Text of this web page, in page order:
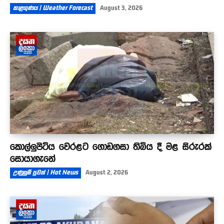
කාළගුණය | Weather Forecast August 3, 2026
කොල්ලුපිටිය වෙරළට ගොඩගසා තිබිය දී මළ සිරුරක්
සොයාගැනේ
උණුසුම් පුවත් | Hot News August 2, 2026